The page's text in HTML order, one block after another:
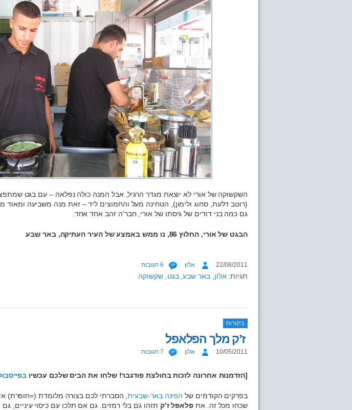
השקשוקה של אורי לא יוצאת מגדר הרגיל, אבל המנה כולה נפלאה – עם בגט
(רוטב דלעת, סחוג ולימון), הטחינה מעל והחמוצים ליד – זאת מנה משביעה ומאוד
גם כמה בני דודים של גיסתו של אורי, חבר’ה זהב אחד אחד.
הבגט של אורי, החלוץ 86, נו ממש באמצע של העיר העתיקה, באר שבע
22/08/2011 אלון 6 תגובות
תגיות: אלון ,באר שבע,בגט ,שקשוקה
ביקורות
ז’ק מלך הפלאפל
10/05/2011 אלון 7 תגובות
[הזדמנות אחרונה לזכות בחולצת פודגבר! שלחו את הביס שלכם עכשיו
בפרקים הקודמים של הפינה באר-שבעית, הסברתי לכם בצורה מלומדת (=חופרת)
שכחו מכל זה. את פלאפל ז’ק תזהו גם בלי רמזים. גם אם תלכו עם כיסוי עיניים,